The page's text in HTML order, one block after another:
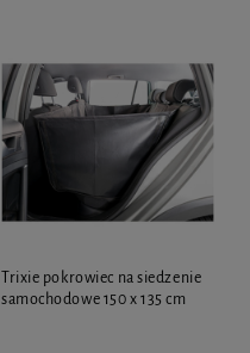
Trixie pokrowiec na siedzenie
samochodowe 150 x 135 cm